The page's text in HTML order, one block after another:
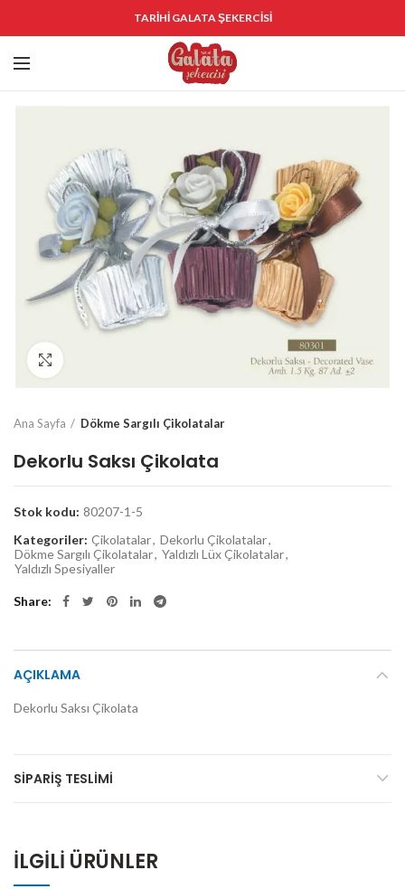
TARİHİ GALATA ŞEKERCİSİ
Ana Sayfa Dökme Sargılı Çikolatalar
Dekorlu Saksı Çikolata
Stok kodu: 80207-1-5
Kategoriler: Çikolatalar, Dekorlu Çikolatalar,
Dökme Sargılı Çikolatalar, Yaldızlı Lüx Çikolatalar,
Yaldızlı Spesiyaller
Share
AÇIKLAMA
Dekorlu Saksı Çikolata
SIPARIŞ TESLIMI
İLGILI ÜRÜNLER